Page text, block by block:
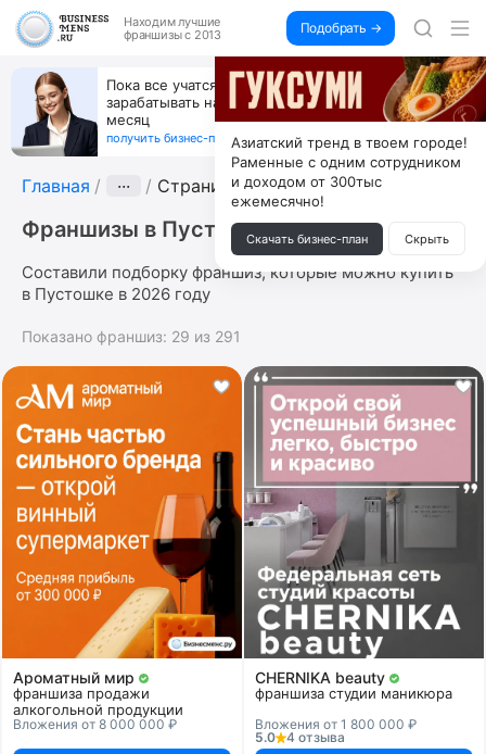
Находим лучшие
франшизы с 2013
Подобрать →
Пока все учатся пользоваться ИИ, вы можете
зарабатывать на их обучении по 500 тыс. каждый
месяц
получить бизнес-план ↓
Главная ··· Страница 3
Франшизы в Пустошке
Составили подборку франшиз, которые можно купить
в Пустошке в 2026 году
Показано франшиз: 29 из 291
Ароматный мир
франшиза продажи
алкогольной продукции
Вложения от 8 000 000 ₽
CHERNIKA beauty
франшиза студии маникюра
Вложения от 1 800 000 ₽
5.0
4 отзыва
Азиатский тренд в твоем городе!
Раменные с одним сотрудником
и доходом от 300тыс
ежемесячно!
Скачать бизнес-план Скрыть